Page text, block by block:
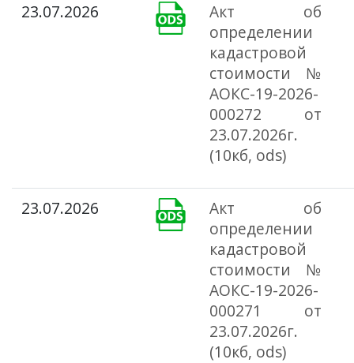
23.07.2026
Акт об
определении
кадастровой
стоимости №
АОКС-19-2026-
000272 от
23.07.2026г.
(10кб, ods)
23.07.2026
Акт об
определении
кадастровой
стоимости №
АОКС-19-2026-
000271 от
23.07.2026г.
(10кб, ods)